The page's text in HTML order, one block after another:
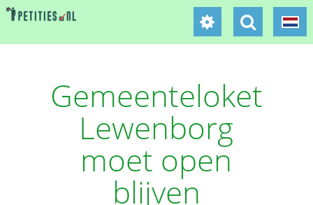
Gemeenteloket
Lewenborg
moet open
blijven